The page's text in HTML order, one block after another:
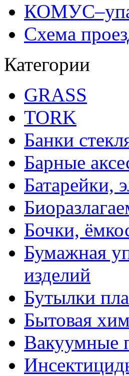
Схема
Категории
GRASS
TORK
Банки
Барные
Батарейки,
Бочки,
Бумажная
изделий
Бутылки
Бытовая
Вакуумные